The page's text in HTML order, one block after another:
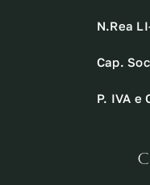
N.Rea
Cap.
P. IVA e